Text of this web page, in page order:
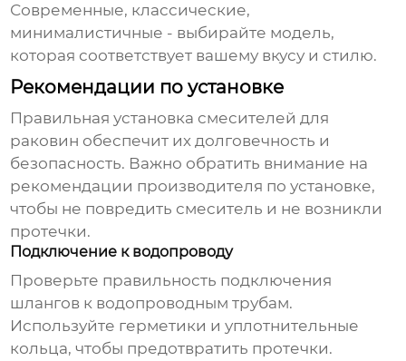
Современные, классические,
минималистичные - выбирайте модель,
которая соответствует вашему вкусу и стилю.
Рекомендации по установке
Правильная установка смесителей для
раковин обеспечит их долговечность и
безопасность. Важно обратить внимание на
рекомендации производителя по установке,
чтобы не повредить смеситель и не возникли
протечки.
Подключение к водопроводу
Проверьте правильность подключения
шлангов к водопроводным трубам.
Используйте герметики и уплотнительные
кольца, чтобы предотвратить протечки.